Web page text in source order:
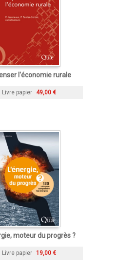
l'économie rurale
Livre papier 49,00 €
moteur du progrès ?
Livre papier 19,00 €